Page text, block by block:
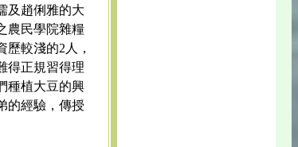
及趙俐雅的大
農民學院雜糧
較淺的2人，
得正規習得理
種植大豆的興
的經驗，傳授